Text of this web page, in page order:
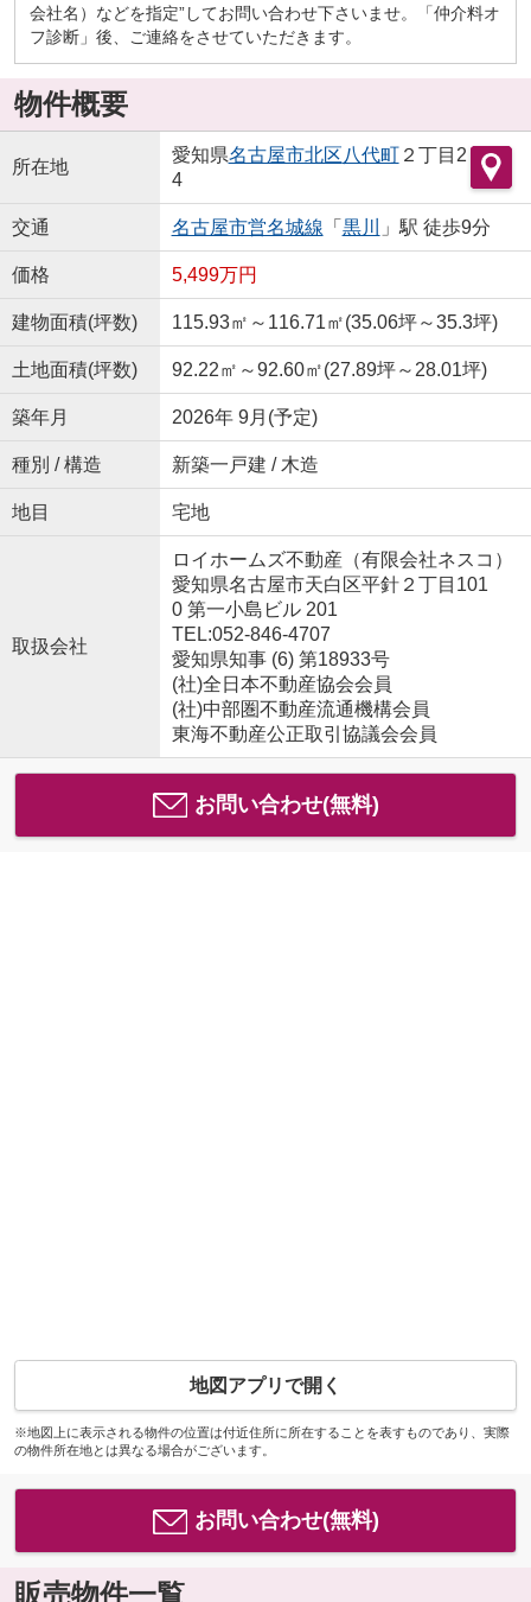
会社名）などを指定”してお問い合わせ下さいませ。「仲介料オ
フ診断」後、ご連絡をさせていただきます。
物件概要
所在地
愛知県名古屋市北区八代町２丁目2
4
交通 名古屋市営名城線 「 黒川 」駅 徒歩9分
価格 5,499万円
建物面積(坪数) 115.93㎡～116.71㎡(35.06坪～35.3坪)
土地面積(坪数) 92.22㎡～92.60㎡(27.89坪～28.01坪)
築年月 2026年 9月(予定)
種別 / 構造 新築一戸建 / 木造
地目 宅地
取扱会社
ロイホームズ不動産（有限会社ネスコ）
愛知県名古屋市天白区平針２丁目101
0 第一小島ビル 201
TEL:052-846-4707
愛知県知事 (6) 第18933号
(社)全日本不動産協会会員
(社)中部圏不動産流通機構会員
東海不動産公正取引協議会会員
お問い合わせ(無料)
地図アプリで開く
※地図上に表示される物件の位置は付近住所に所在することを表すものであり、実際
の物件所在地とは異なる場合がございます。
お問い合わせ(無料)
販売物件一覧